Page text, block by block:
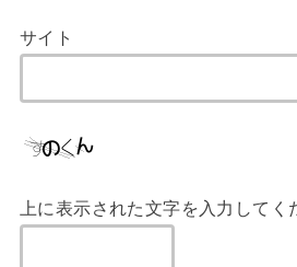
サイト
上に表示された文字を入力してく